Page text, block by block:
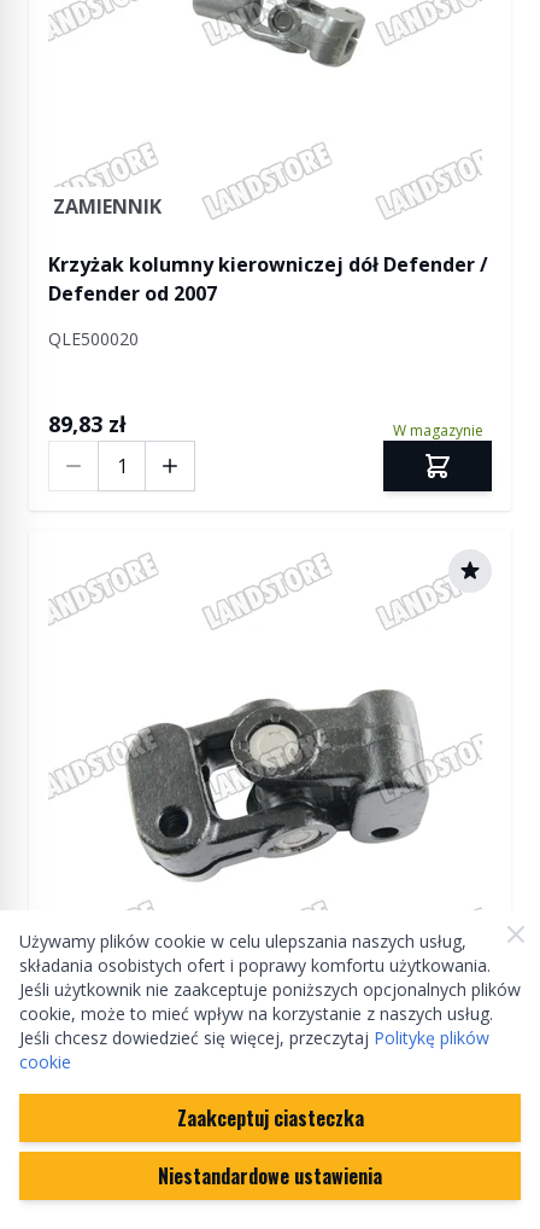
Używamy plików cookie w celu ulepszania naszych usług,
składania osobistych ofert i poprawy komfortu użytkowania.
Jeśli użytkownik nie zaakceptuje poniższych opcjonalnych plików
cookie, może to mieć wpływ na korzystanie z naszych usług.
Jeśli chcesz dowiedzieć się więcej, przeczytaj Politykę plików
cookie
Zaakceptuj ciasteczka
Niestandardowe ustawienia
ZAMIENNIK
Krzyżak kolumny kierowniczej dół Defender /
Defender od 2007
QLE500020
89,83 zł W magazynie
ZAMIENNIK
Krzyżak kolumny kierowniczej dół Defender /
Discovery / RR do 91
NRC7704